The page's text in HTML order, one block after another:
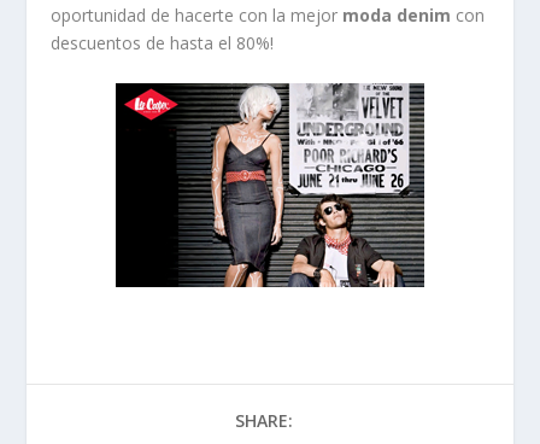
oportunidad de hacerte con la mejor moda denim con
descuentos de hasta el 80%!
SHARE: